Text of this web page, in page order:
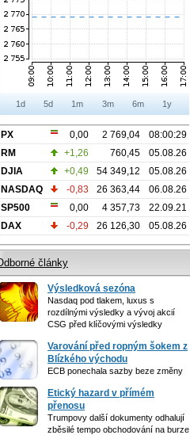
1d 5d 1m 3m 6m 1y
PX 0,00 2 769,04
08:00:29
RM
+1,26 760,45
05.08.26
DJIA
+0,49 54 349,12
05.08.26
NASDAQ
-0,83 26 363,44
06.08.26
SP500
0,00 4 357,73
22.09.21
DAX
-0,29 26 126,30 05.08.26
články
Výsledková sezóna
Nasdaq pod tlakem, luxus s
rozdílnými výsledky a vývoj akcií
CSG před klíčovými výsledky
Varování před ropným šokem z
Blízkého východu
ECB ponechala sazby beze změny
Etický hazard v přímém
přenosu
Trumpovy další dokumenty odhalují
zběsilé tempo obchodování na burze